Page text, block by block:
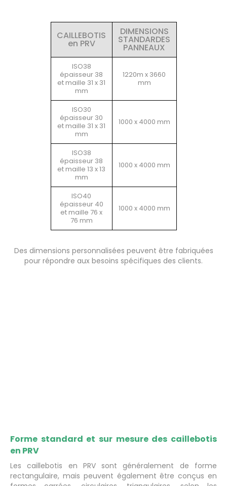
CAILLEBOTIS
en PRV
DIMENSIONS
STANDARDES
PANNEAUX
ISO38
épaisseur 38
et maille 31 x 31
mm
1220m x 3660
mm
ISO30
épaisseur 30
et maille 31 x 31
mm
1000 x 4000 mm
ISO38
épaisseur 38
et maille 13 x 13
mm
1000 x 4000 mm
ISO40
épaisseur 40
et maille 76 x
76 mm
1000 x 4000 mm
Des dimensions personnalisées peuvent être fabriquées
pour répondre aux besoins spécifiques des clients.
Forme standard et sur mesure des caillebotis
en PRV
Les caillebotis en PRV sont généralement de forme
rectangulaire, mais peuvent également être conçus en